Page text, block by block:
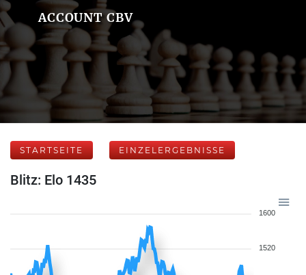
ACCOUNT CBV
STARTSEITE EINZELERGEBNISSE
Blitz: Elo 1435
1600
1520